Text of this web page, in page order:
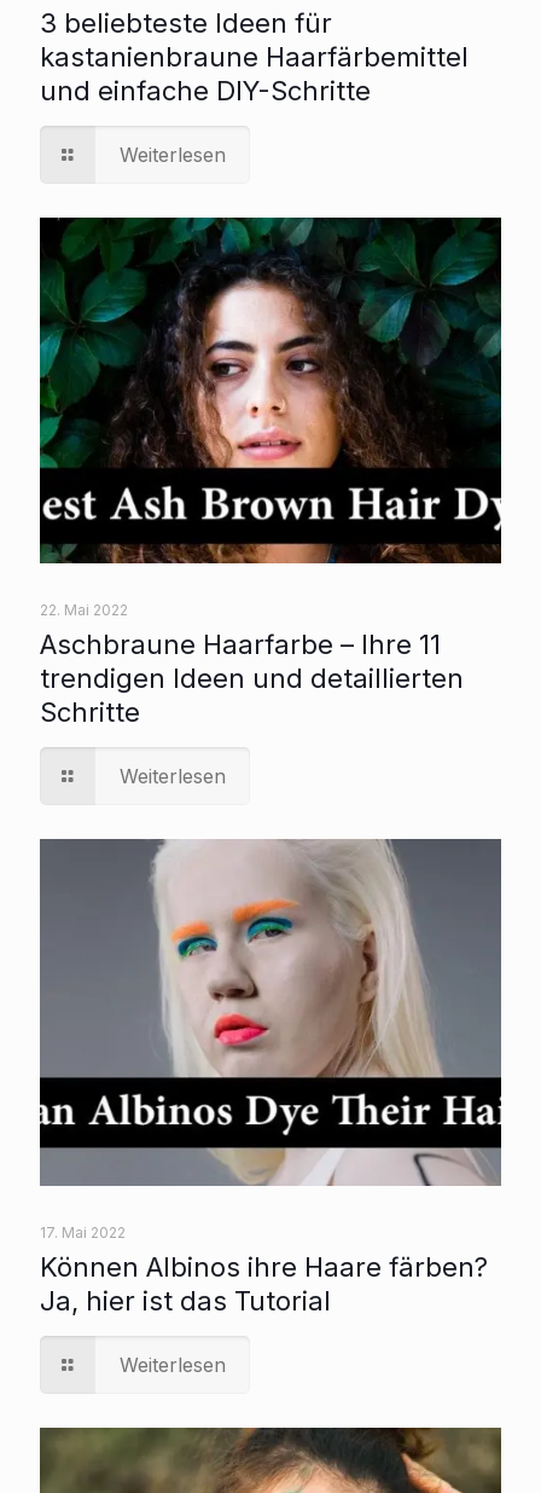
3 beliebteste Ideen für
kastanienbraune Haarfärbemittel
und einfache DIY-Schritte
Weiterlesen
22. Mai 2022
Aschbraune Haarfarbe – Ihre 11
trendigen Ideen und detaillierten
Schritte
Weiterlesen
17. Mai 2022
Können Albinos ihre Haare färben?
Ja, hier ist das Tutorial
Weiterlesen